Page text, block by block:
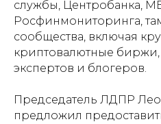
службы, Центробанка,
Росфинмониторинга,
сообщества, включая
криптовалютные
экспертов и блогеров.
Председатель ЛДПР
предложил